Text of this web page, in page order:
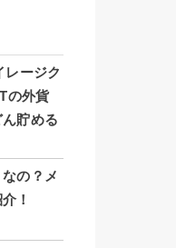
レージク
の外貨
貯める
の？メ
！